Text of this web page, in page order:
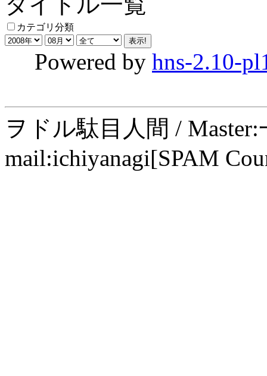
カテゴリ分類
Powered by hns-2.10-
ヲドル駄目人間 /
mail:ichiyanagi[SPAM